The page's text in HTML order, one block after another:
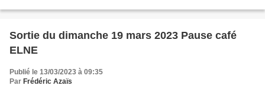
Sortie du dimanche 19 mars 2023 Pause café
ELNE
Publié le 13/03/2023 à 09:35
Par Frédéric Azaïs